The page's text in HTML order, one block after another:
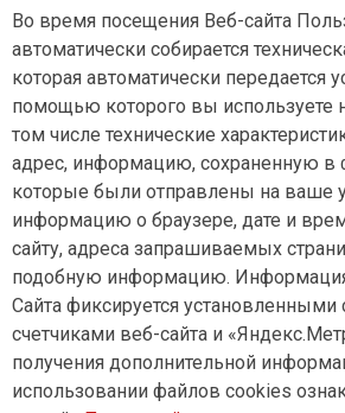
Во время посещения Веб-сайта
автоматически собирается
которая автоматически передается
помощью которого вы используете
том числе технические
адрес, информацию, сохраненную в
которые были отправлены на ваше
информацию о браузере, дате и
сайту, адреса запрашиваемых
подобную информацию.
Сайта фиксируется установленными
счетчиками веб-сайта и
получения дополнительной
использовании файлов cookies